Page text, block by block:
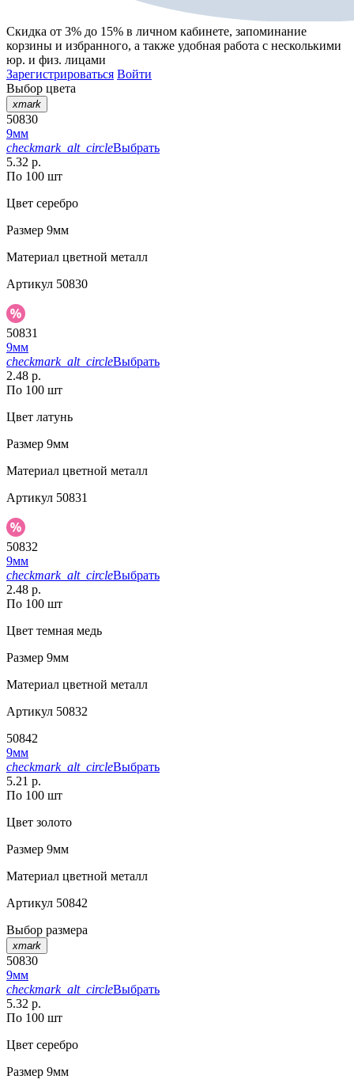
Скидка от 3% до 15% в личном кабинете, запоминание
корзины и избранного, а также удобная работа с несколькими
юр. и физ. лицами
Зарегистрироваться Войти
Выбор цвета
xmark
50830
9мм
checkmark_alt_circleВыбрать
5.32 р.
По 100 шт
Цвет серебро
Размер 9мм
Материал цветной металл
Артикул 50830
50831
9мм
checkmark_alt_circleВыбрать
2.48 р.
По 100 шт
Цвет латунь
Размер 9мм
Материал цветной металл
Артикул 50831
50832
9мм
checkmark_alt_circleВыбрать
2.48 р.
По 100 шт
Цвет темная медь
Размер 9мм
Материал цветной металл
Артикул 50832
50842
9мм
checkmark_alt_circleВыбрать
5.21 р.
По 100 шт
Цвет золото
Размер 9мм
Материал цветной металл
Артикул 50842
Выбор размера
xmark
50830
9мм
checkmark_alt_circleВыбрать
5.32 р.
По 100 шт
Цвет серебро
Размер 9мм